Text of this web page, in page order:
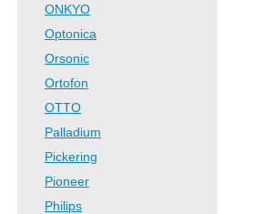
ONKYO
Optonica
Orsonic
Ortofon
OTTO
Palladium
Pickering
Pioneer
Philips